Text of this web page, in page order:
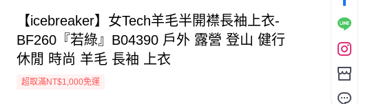
【icebreaker】女Tech羊毛半開襟長袖上衣-
BF260『若綠』B04390 戶外 露營 登山 健行
休閒 時尚 羊毛 長袖 上衣
超取滿NT$1,000免運